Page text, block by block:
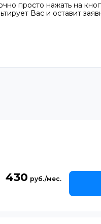
просто нажать на
Вас и оставит
430